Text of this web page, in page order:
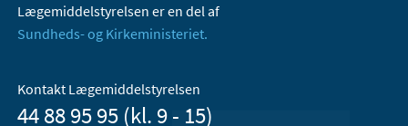
Lægemiddelstyrelsen er en del af
Sundheds- og Kirkeministeriet.
Kontakt Lægemiddelstyrelsen
44 88 95 95 (kl. 9 - 15)